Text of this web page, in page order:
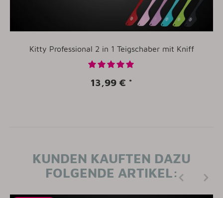
Kitty Professional 2 in 1 Teigschaber mit Kniff
13,99 € *
KUNDEN KAUFTEN DAZU
FOLGENDE ARTIKEL: